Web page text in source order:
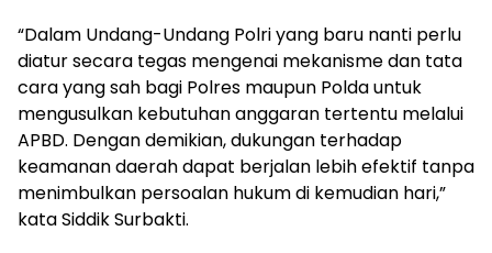
“Dalam Undang-Undang Polri yang baru nanti perlu
diatur secara tegas mengenai mekanisme dan tata
cara yang sah bagi Polres maupun Polda untuk
mengusulkan kebutuhan anggaran tertentu melalui
APBD. Dengan demikian, dukungan terhadap
keamanan daerah dapat berjalan lebih efektif tanpa
menimbulkan persoalan hukum di kemudian hari,”
kata Siddik Surbakti.